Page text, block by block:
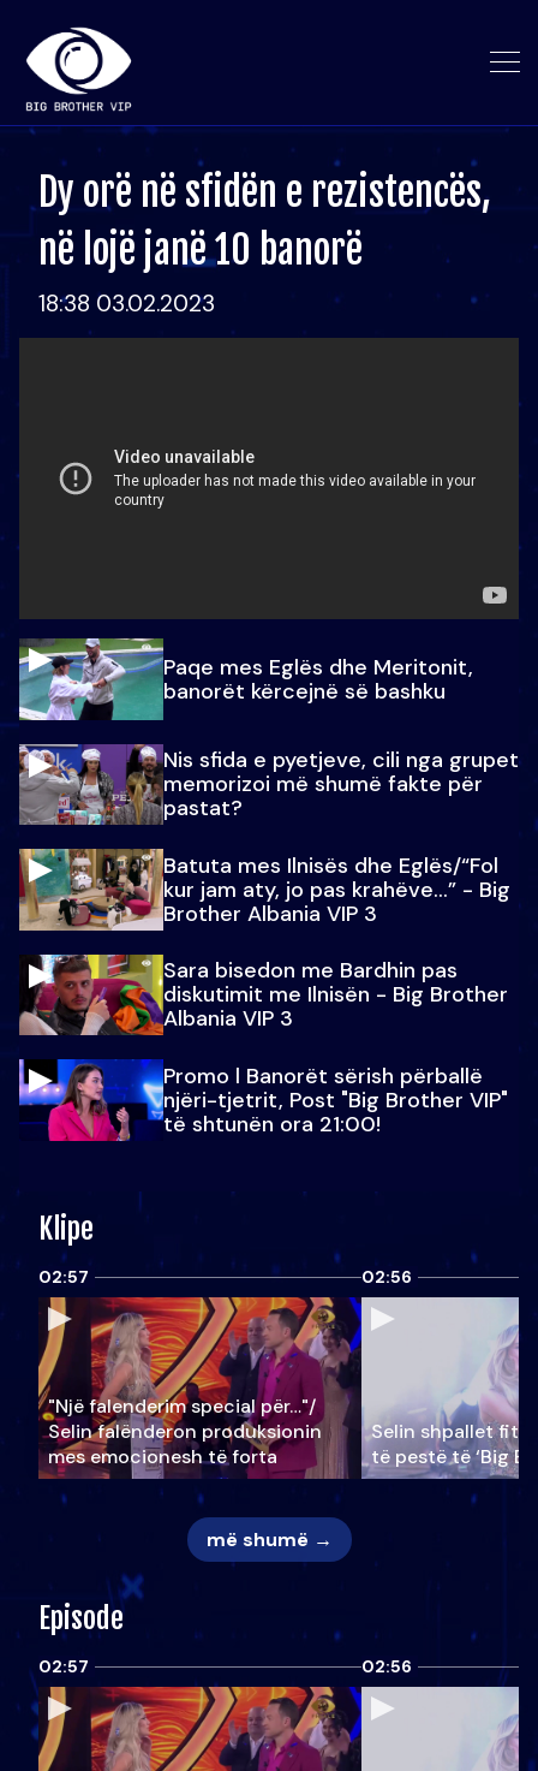
Dy orë në sfidën e rezistencës,
në lojë janë 10 banorë
18:38 03.02.2023
Paqe mes Eglës dhe Meritonit,
banorët kërcejnë së bashku
Nis sfida e pyetjeve, cili nga grupet
memorizoi më shumë fakte për
pastat?
Batuta mes Ilnisës dhe Eglës/“Fol
kur jam aty, jo pas krahëve…” - Big
Brother Albania VIP 3
Sara bisedon me Bardhin pas
diskutimit me Ilnisën - Big Brother
Albania VIP 3
Promo l Banorët sërish përballë
njëri-tjetrit, Post "Big Brother VIP"
të shtunën ora 21:00!
Klipe
02:57
"Një falenderim special për…"/
Selin falënderon produksionin
mes emocionesh të forta
02:56
Selin shpallet
të pestë të ‘Big
më shumë →
Episode
02:57 02:56